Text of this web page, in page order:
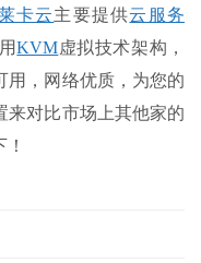
卡云主要提供云服务
KVM虚拟技术架构，
用，网络优质，为您的
来对比市场上其他家的